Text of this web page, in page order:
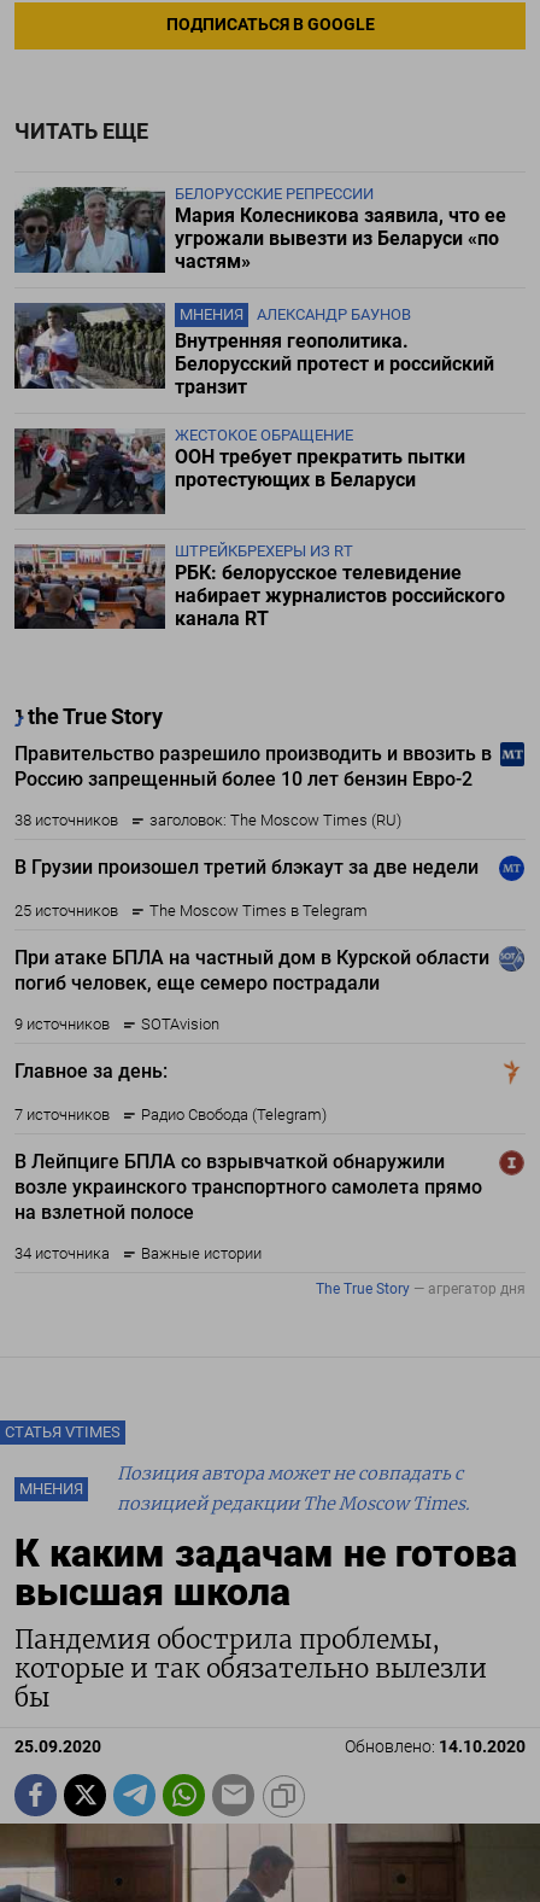
ПОДПИСАТЬСЯ В GOOGLE
ЧИТАТЬ ЕЩЕ
БЕЛОРУССКИЕ РЕПРЕССИИ
Мария Колесникова заявила, что ее
угрожали вывезти из Беларуси «по
частям»
МНЕНИЯ АЛЕКСАНДР БАУНОВ
Внутренняя геополитика.
Белорусский протест и российский
транзит
ЖЕСТОКОЕ ОБРАЩЕНИЕ
ООН требует прекратить пытки
протестующих в Беларуси
ШТРЕЙКБРЕХЕРЫ ИЗ RT
РБК: белорусское телевидение
набирает журналистов российского
канала RT
СТАТЬЯ VTIMES
МНЕНИЯ
Позиция автора может не совпадать с
позицией редакции The Moscow Times.
К каким задачам не готова
высшая школа
Пандемия обострила проблемы,
которые и так обязательно вылезли
бы
25.09.2020 Обновлено: 14.10.2020